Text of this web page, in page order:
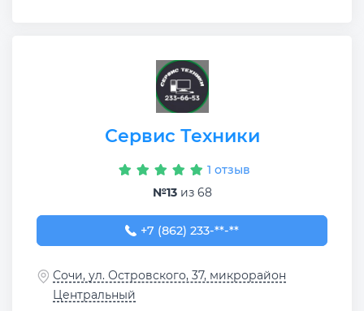
Сервис Техники
1 отзыв
№13из 68
+7 (862) 233-66-53
+7 (862) 233-**-**
Сочи, ул. Островского, 37, микрорайон
Центральный